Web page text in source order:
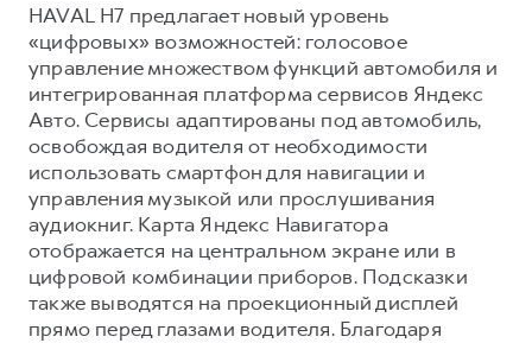
HAVAL H7 предлагает новый уровень
«цифровых» возможностей: голосовое
управление множеством функций автомобиля и
интегрированная платформа сервисов Яндекс
Авто. Сервисы адаптированы под автомобиль,
освобождая водителя от необходимости
использовать смартфон для навигации и
управления музыкой или прослушивания
аудиокниг. Карта Яндекс Навигатора
отображается на центральном экране или в
цифровой комбинации приборов. Подсказки
также выводятся на проекционный дисплей
прямо перед глазами водителя. Благодаря